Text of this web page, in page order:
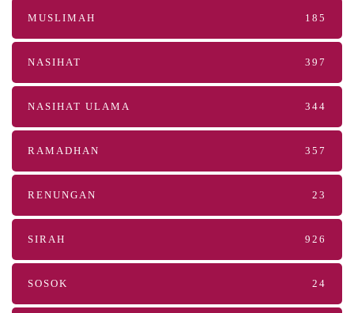
MUSLIMAH 185
NASIHAT 397
NASIHAT ULAMA 344
RAMADHAN 357
RENUNGAN 23
SIRAH 926
SOSOK 24